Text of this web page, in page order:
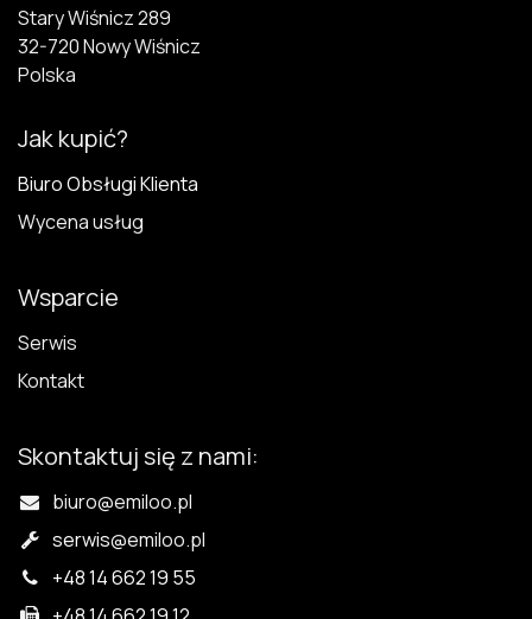
Stary Wiśnicz 289
32-720 N​owy Wiśnicz
Polska
Jak kupić?
Biuro Obsługi Klienta
Wycena usług
Wsparcie
Serwis
Kontakt
Skontaktuj się z nami:
biuro@emiloo.pl
serwis@emiloo.pl
+48 14 662 19 55